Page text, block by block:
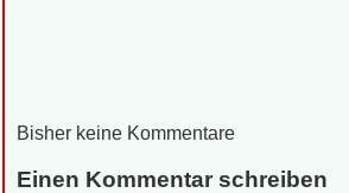
Bisher keine Kommentare
Einen Kommentar schreiben